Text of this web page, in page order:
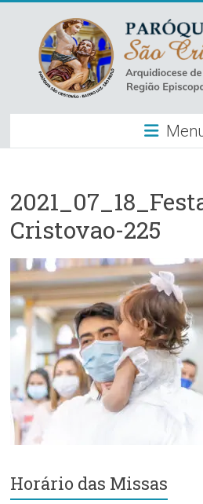
content
Paróquia
São
–
Luz
Arquidiocese
de
São
Paulo
–
Região
Episcopal
Sé
–
Setor
Cristovao-225
Horário das Missas